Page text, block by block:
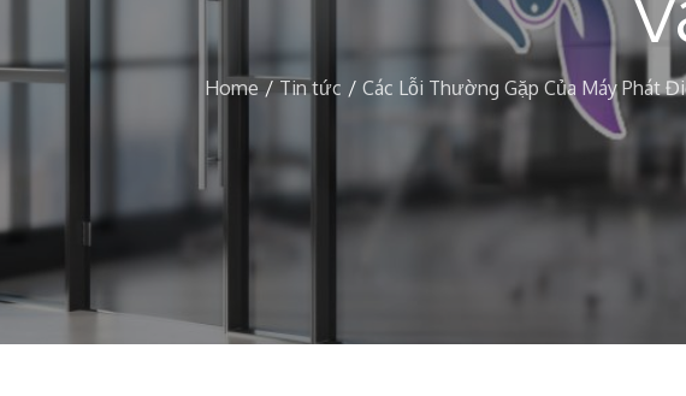
Home Tin tức Các Lỗi Thường Gặp Của Máy Phát